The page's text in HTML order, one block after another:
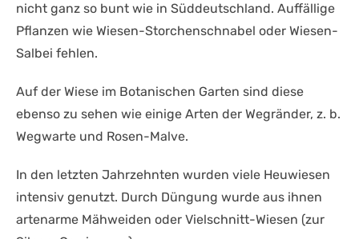
nicht ganz so bunt wie in Süddeutschland. Auffällige
Pflanzen wie Wiesen-Storchenschnabel oder Wiesen-
Salbei fehlen.
Auf der Wiese im Botanischen Garten sind diese
ebenso zu sehen wie einige Arten der Wegränder, z. b.
Wegwarte und Rosen-Malve.
In den letzten Jahrzehnten wurden viele Heuwiesen
intensiv genutzt. Durch Düngung wurde aus ihnen
artenarme Mähweiden oder Vielschnitt-Wiesen (zur